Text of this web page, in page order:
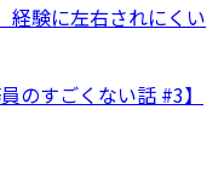
経験に左右されにくい